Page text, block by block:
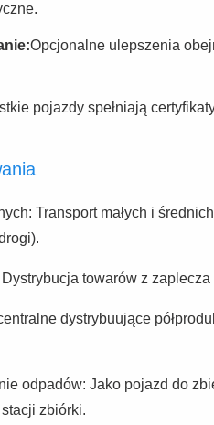
Opcjonalne ulepszenia
pojazdy spełniają
Transport małych i
towarów z
dystrybuujące
odpadów: Jako pojazd do
zbiórki.